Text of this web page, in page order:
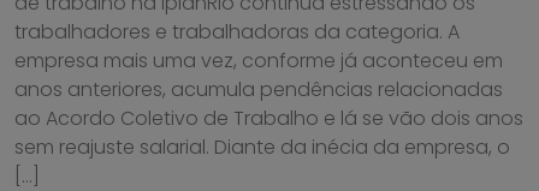
trabalhadores e trabalhadoras da categoria. A
empresa mais uma vez, conforme já aconteceu em
anos anteriores, acumula pendências relacionadas
ao Acordo Coletivo de Trabalho e lá se vão dois anos
sem reajuste salarial. Diante da inécia da empresa, o
[…]